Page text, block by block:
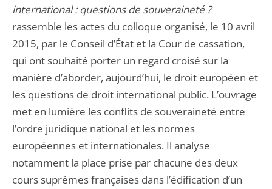
international : questions de souveraineté ?
rassemble les actes du colloque organisé, le 10 avril
2015, par le Conseil d’État et la Cour de cassation,
qui ont souhaité porter un regard croisé sur la
manière d’aborder, aujourd’hui, le droit européen et
les questions de droit international public. L’ouvrage
met en lumière les conflits de souveraineté entre
l’ordre juridique national et les normes
européennes et internationales. Il analyse
notamment la place prise par chacune des deux
cours suprêmes françaises dans l’édification d’un